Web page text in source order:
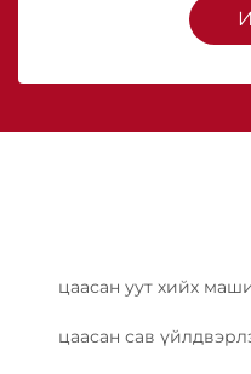
цаасан уут хийх
цаасан сав